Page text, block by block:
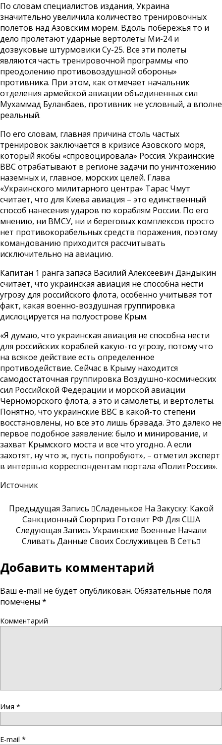
По словам специалистов издания, Украина
значительно увеличила количество тренировочных
полетов над Азовским морем. Вдоль побережья то и
дело пролетают ударные вертолеты Ми-24 и
дозвуковые штурмовики Су-25. Все эти полеты
являются часть тренировочной программы «по
преодолению противовоздушной обороны»
противника. При этом, как отмечает начальник
отделения армейской авиации объединенных сил
Мухаммад Буланбаев, противник не условный, а вполне
реальный.
По его словам, главная причина столь частых
тренировок заключается в кризисе Азовского моря,
который якобы «спровоцировала» Россия. Украинские
ВВС отрабатывают в регионе задачи по уничтожению
наземных и, главное, морских целей. Глава
«Украинского милитарного центра» Тарас Чмут
считает, что для Киева авиация – это единственный
способ нанесения ударов по кораблям России. По его
мнению, ни ВМСУ, ни и береговых комплексов просто
нет противокорабельных средств поражения, поэтому
командованию приходится рассчитывать
исключительно на авиацию.
Капитан 1 ранга запаса Василий Алексеевич Дандыкин
считает, что украинская авиация не способна нести
угрозу для российского флота, особенно учитывая тот
факт, какая военно-воздушная группировка
дислоцируется на полуострове Крым.
«Я думаю, что украинская авиация не способна нести
для российских кораблей какую-то угрозу, потому что
на всякое действие есть определенное
противодействие. Сейчас в Крыму находится
самодостаточная группировка Воздушно-космических
сил Российской Федерации и морской авиации
Черноморского флота, а это и самолеты, и вертолеты.
Понятно, что украинские ВВС в какой-то степени
восстановлены, но все это лишь бравада. Это далеко не
первое подобное заявление: было и минирование, и
захват Крымского моста и все что угодно. А если
захотят, ну что ж, пусть попробуют», – отметил эксперт
в интервью корреспондентам портала «ПолитРоссия».
Источник
Предыдущая Запись
Сладенькое На Закуску: Какой
Санкционный Сюрприз Готовит РФ Для США
Следующая Запись Украинские Военные Начали
Сливать Данные Своих Сослуживцев В Сеть
Добавить комментарий
Ваш e-mail не будет опубликован. Обязательные поля
помечены *
Комментарий
Имя *
E-mail *